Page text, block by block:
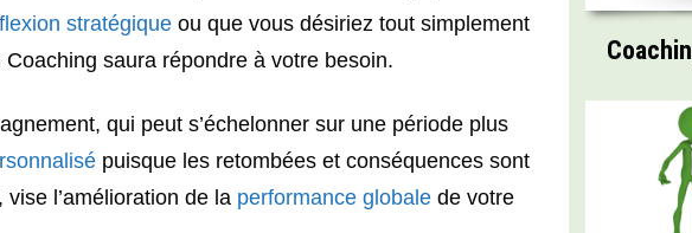
stratégique ou que vous désiriez tout simplement
saura répondre à votre besoin.
qui peut s’échelonner sur une période plus
puisque les retombées et conséquences sont
l’amélioration de la performance globale de votre